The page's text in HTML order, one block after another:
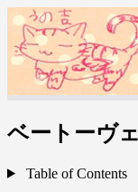
ベートーヴ
Table of Contents